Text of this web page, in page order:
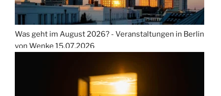
Was geht im August 2026? - Veranstaltungen in Berlin
von Wenke 15.07.2026